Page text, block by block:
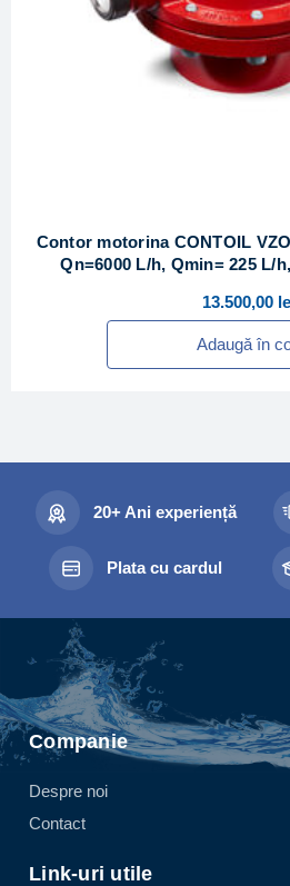
Contor motorina CONTOIL
Qn=6000 L/h, Qmin= 225 L/
13.500,00
Adaugă în
20+ Ani experiență
Plata cu cardul
Companie
Despre noi
Contact
Link-uri utile